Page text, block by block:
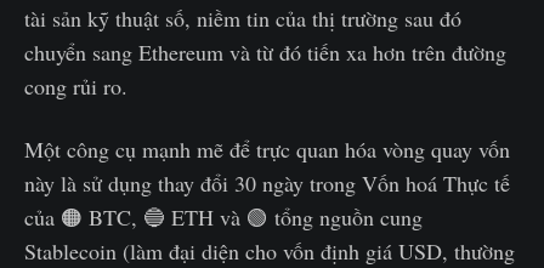
tài sản kỹ thuật số, niềm tin của thị trường sau đó
chuyển sang Ethereum và từ đó tiến xa hơn trên đường
cong rủi ro.
Một công cụ mạnh mẽ để trực quan hóa vòng quay vốn
này là sử dụng thay đổi 30 ngày trong Vốn hoá Thực tế
của 🟠 BTC, 🔵 ETH và 🟢 tổng nguồn cung
Stablecoin (làm đại diện cho vốn định giá USD, thường